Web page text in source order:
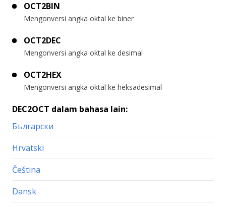
OCT2BIN
Mengonversi angka oktal ke biner
OCT2DEC
Mengonversi angka oktal ke desimal
OCT2HEX
Mengonversi angka oktal ke heksadesimal
DEC2OCT dalam bahasa lain:
Български
Hrvatski
Čeština
Dansk